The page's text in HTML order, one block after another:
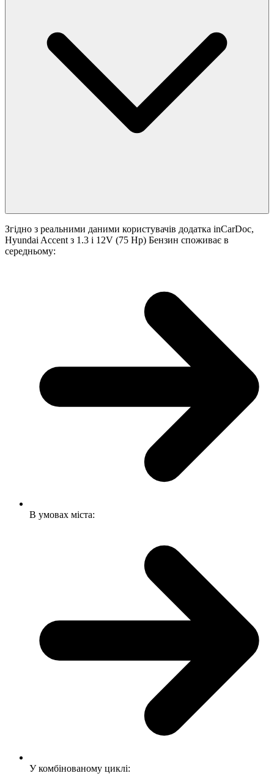
Згідно з реальними даними користувачів додатка inCarDoc,
Hyundai Accent з 1.3 i 12V (75 Hp) Бензин споживає в
середньому:
В умовах міста:
У комбінованому циклі: